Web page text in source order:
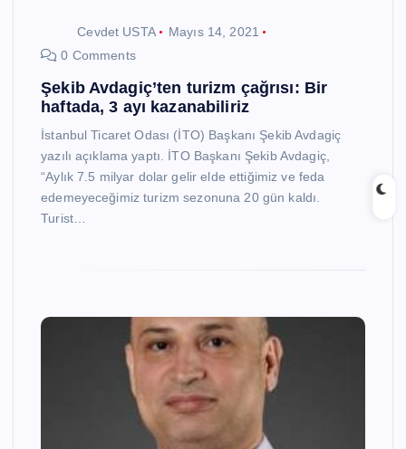
Cevdet USTA
Mayıs 14, 2021
0 Comments
Şekib Avdagiç’ten turizm çağrısı: Bir
haftada, 3 ayı kazanabiliriz
İstanbul Ticaret Odası (İTO) Başkanı Şekib Avdagiç
yazılı açıklama yaptı. İTO Başkanı Şekib Avdagiç,
“Aylık 7.5 milyar dolar gelir elde ettiğimiz ve feda
edemeyeceğimiz turizm sezonuna 20 gün kaldı.
Turist…